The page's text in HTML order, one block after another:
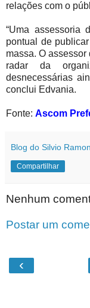
relações com o
“Uma assessoria
pontual de
massa. O
radar da
desnecessárias
conclui Edvania.
Fonte: Ascom
Blog do Silvio
Compartilhar
Nenhum
Postar um
‹